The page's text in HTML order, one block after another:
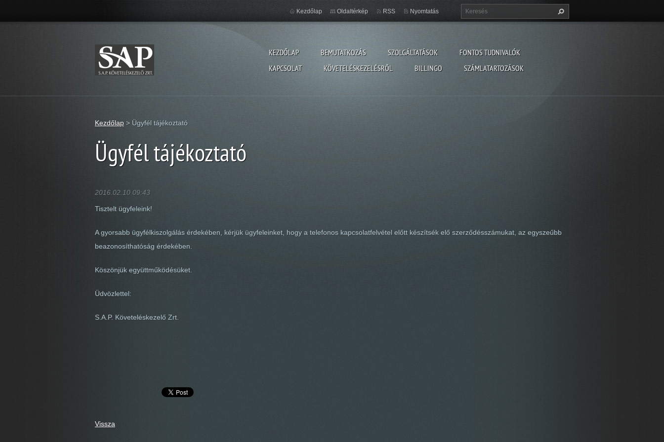
KEZDŐLAP BEMUTATKOZÁS SZOLGÁLTATÁSOK
FONTOS TUDNIVALÓK
KAPCSOLAT
KÖVETELÉSKEZELÉSRŐL BILLINGO SZÁMLATARTOZÁSOK
Kezdőlap Oldaltérkép RSS Nyomtatás
Kezdőlap > Ügyfél tájékoztató
Ügyfél tájékoztató
2016.02.10 09:43
Tisztelt ügyfeleink!
A gyorsabb ügyfélkiszolgálás érdekében, kérjük ügyfeleinket, hogy a telefonos kapcsolatfelvétel előtt készítsék elő szerződésszámukat, az egyszeűbb
beazonosíthatóság érdekében.
Köszönjük együttműködésüket.
Üdvözlettel:
S.A.P. Követeléskezelő Zrt.
Vissza